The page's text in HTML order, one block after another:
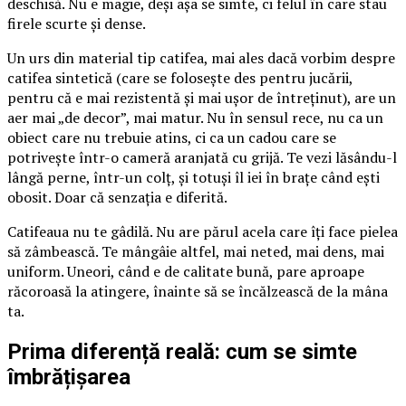
firele scurte și dense.
Un urs din material tip catifea, mai ales dacă vorbim despre
catifea sintetică (care se folosește des pentru jucării,
pentru că e mai rezistentă și mai ușor de întreținut), are un
aer mai „de decor”, mai matur. Nu în sensul rece, nu ca un
obiect care nu trebuie atins, ci ca un cadou care se
potrivește într-o cameră aranjată cu grijă. Te vezi lăsându-l
lângă perne, într-un colț, și totuși îl iei în brațe când ești
obosit. Doar că senzația e diferită.
Catifeaua nu te gâdilă. Nu are părul acela care îți face pielea
să zâmbească. Te mângâie altfel, mai neted, mai dens, mai
uniform. Uneori, când e de calitate bună, pare aproape
răcoroasă la atingere, înainte să se încălzească de la mâna
ta.
Prima diferență reală: cum se simte
îmbrățișarea